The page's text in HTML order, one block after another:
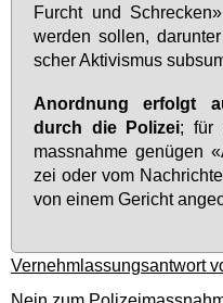
Furcht und
wer­den sol­len,
scher Ak­ti­vis­mus
An­ord­nung er­folgt
durch die Po­li­zei; für
mass­nah­me ge­nü­gen
zei oder vom
von ei­nem Ge­richt
Vernehmlassungsantwort